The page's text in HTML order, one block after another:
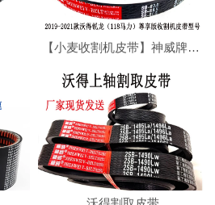
【小麦收割机皮带】神威牌沃得收割机专用切草皮带SB80.5耐磨损，耐高温